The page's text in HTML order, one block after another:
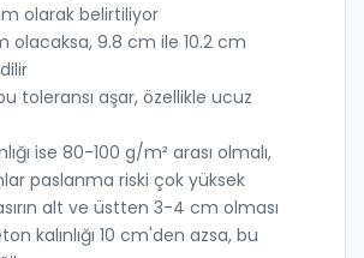
olarak belirtiliyor
olacaksa, 9.8 cm ile 10.2 cm
toleransı aşar, özellikle ucuz
ise 80-100 g/m² arası olmalı,
paslanma riski çok yüksek
alt ve üstten 3-4 cm olması
kalınlığı 10 cm'den azsa, bu